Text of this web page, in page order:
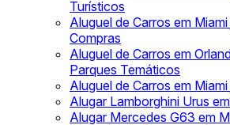
Turísticos
Aluguel de Carros em
Compras
Aluguel de Carros em
Parques Temáticos
Aluguel de Carros em
Alugar Lamborghini Urus
Alugar Mercedes G63 em